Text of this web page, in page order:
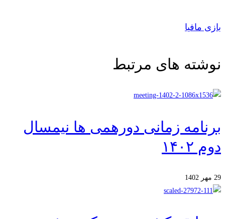
بازی مافیا
نوشته های مرتبط
برنامه زمانی دورهمی ها نیمسال
دوم ۱۴۰۲
29 مهر 1402